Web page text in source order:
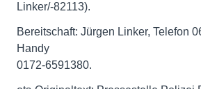
Linker/-82113).
Bereitschaft: Jürgen Linker, Telefon
Handy
0172-6591380.